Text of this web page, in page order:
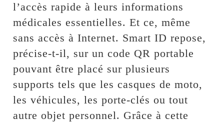
l’accès rapide à leurs informations
médicales essentielles. Et ce, même
sans accès à Internet. Smart ID repose,
précise-t-il, sur un code QR portable
pouvant être placé sur plusieurs
supports tels que les casques de moto,
les véhicules, les porte-clés ou tout
autre objet personnel. Grâce à cette